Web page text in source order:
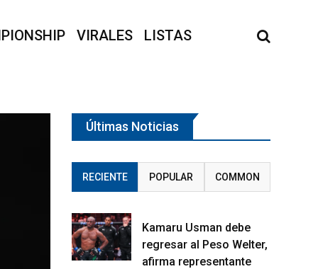
VIRALES LISTAS
Últimas Noticias
RECIENTE POPULAR COMMON
Kamaru Usman debe
regresar al Peso Welter,
afirma representante